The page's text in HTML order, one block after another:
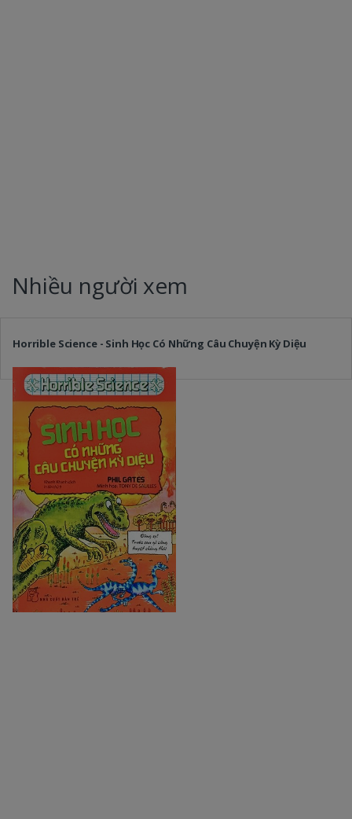
Nhiều người xem
Horrible Science - Sinh Học Có Những Câu Chuyện Kỳ Diệu